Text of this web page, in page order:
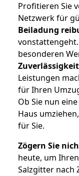
Profitieren Sie
Netzwerk für
Beiladung
besonderen
Leistungen
für Ihren
Ob Sie nun
Haus
für Sie.
Zögern Sie
heute, um
Salzgitter nach